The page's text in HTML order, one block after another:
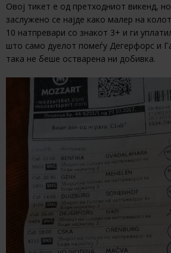
Овој тикет е од претходниот викенд,
заслужено се најде како малер на
10 натпревари со знакот 3+ и ги
што само дуелот помеѓу Дегерфорс и
така не беше остварена ни добивка.